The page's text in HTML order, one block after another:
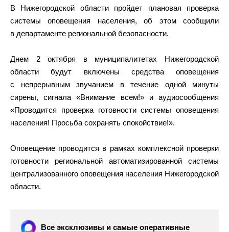
В Нижегородской области пройдет плановая проверка
системы оповещения населения, об этом сообщили
в департаменте региональной безопасности.
Днем 2 октября в муниципалитетах Нижегородской
области будут включены средства оповещения
с непрерывным звучанием в течение одной минуты
сирены, сигнала «Внимание всем!» и аудиосообщения
«Проводится проверка готовности системы оповещения
населения! Просьба сохранять спокойствие!».
Оповещение проводится в рамках комплексной проверки
готовности региональной автоматизированной системы
централизованного оповещения населения Нижегородской
области.
Все эксклюзивы и самые оперативные